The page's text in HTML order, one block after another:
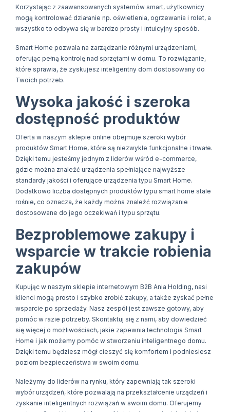
Korzystając z zaawansowanych systemów smart, użytkownicy
mogą kontrolować działanie np. oświetlenia, ogrzewania i rolet, a
wszystko to odbywa się w bardzo prosty i intuicyjny sposób.
Smart Home pozwala na zarządzanie różnymi urządzeniami,
oferując pełną kontrolę nad sprzętami w domu. To rozwiązanie,
które sprawia, że zyskujesz inteligentny dom dostosowany do
Twoich potrzeb.
Wysoka jakość i szeroka
dostępność produktów
Oferta w naszym sklepie online obejmuje szeroki wybór
produktów Smart Home, które są niezwykle funkcjonalne i trwałe.
Dzięki temu jesteśmy jednym z liderów wśród e-commerce,
gdzie można znaleźć urządzenia spełniające najwyższe
standardy jakości i oferujące urządzenia typu Smart Home.
Dodatkowo liczba dostępnych produktów typu smart home stale
rośnie, co oznacza, że każdy można znaleźć rozwiązanie
dostosowane do jego oczekiwań i typu sprzętu.
Bezproblemowe zakupy i
wsparcie w trakcie robienia
zakupów
Kupując w naszym sklepie internetowym B2B Ania Holding, nasi
klienci mogą prosto i szybko zrobić zakupy, a także zyskać pełne
wsparcie po sprzedaży. Nasz zespół jest zawsze gotowy, aby
pomóc w razie potrzeby. Skontaktuj się z nami, aby dowiedzieć
się więcej o możliwościach, jakie zapewnia technologia Smart
Home i jak możemy pomóc w stworzeniu inteligentnego domu.
Dzięki temu będziesz mógł cieszyć się komfortem i podniesiesz
poziom bezpieczeństwa w swoim domu.
Należymy do liderów na rynku, który zapewniają tak szeroki
wybór urządzeń, które pozwalają na przekształcenie urządzeń i
zyskanie inteligentnych rozwiązań w swoim domu. Oferujemy